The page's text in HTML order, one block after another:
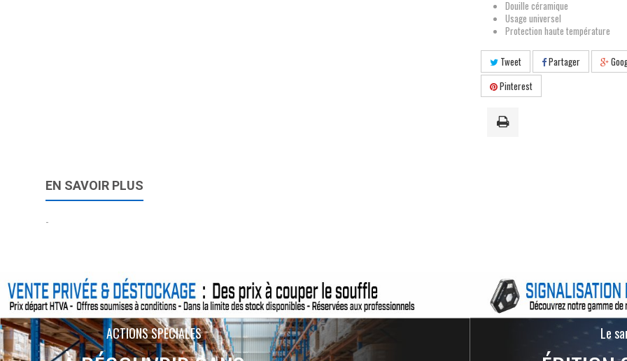
Douille céramique
Usage universel
Protection haute température
Tweet Partager
Pinterest
EN SAVOIR PLUS
-
ACTIONS SPÉCIALES Le